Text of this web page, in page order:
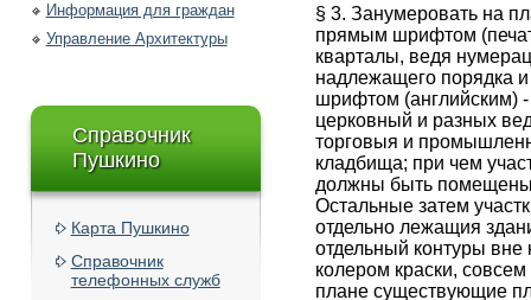
Информация для граждан
Управление Архитектуры
Справочник
Пушкино
Карта Пушкино
Справочник
телефонных служб
§ 3. Занумеровать на
прямым шрифтом
кварталы, ведя
надлежащего порядка
шрифтом (английским)
церковный и разных
торговыя и
кладбища; при чем
должны быть помещены
Остальные затем
отдельно лежащия
отдельный контуры
колером краски,
плане существующие